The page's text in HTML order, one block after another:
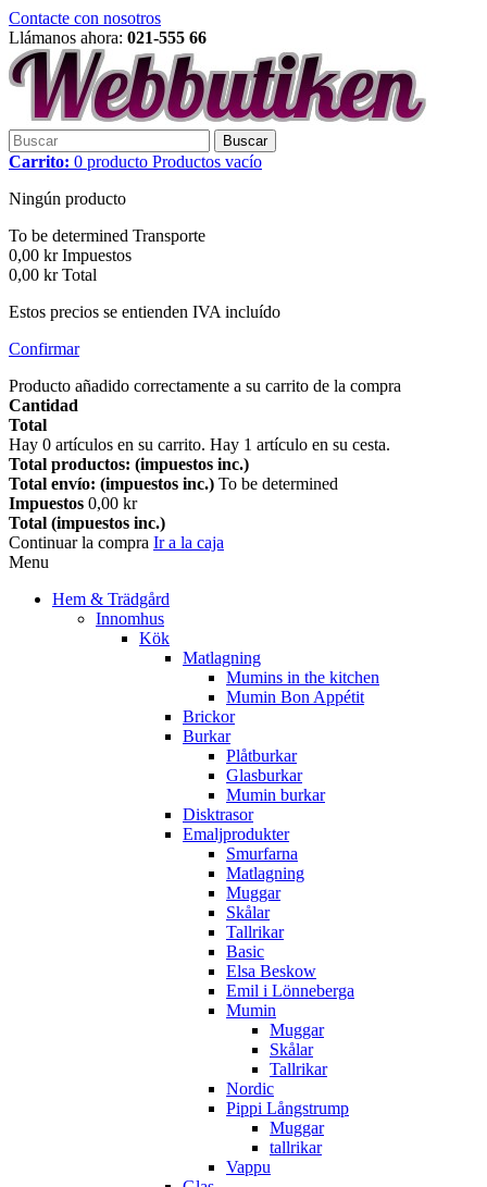
Contacte con nosotros
Llámanos ahora: 021-555 66
Buscar
Carrito: 0 producto Productos vacío
Ningún producto
To be determined Transporte
0,00 kr Impuestos
0,00 kr Total
Estos precios se entienden IVA incluído
Confirmar
Producto añadido correctamente a su carrito de la compra
Cantidad
Total
Hay 0 artículos en su carrito. Hay 1 artículo en su cesta.
Total productos: (impuestos inc.)
Total envío: (impuestos inc.) To be determined
Impuestos 0,00 kr
Total (impuestos inc.)
Continuar la compra Ir a la caja
Menu
Hem & Trädgård
Innomhus
Kök
Matlagning
Mumins in the kitchen
Mumin Bon Appétit
Brickor
Burkar
Plåtburkar
Glasburkar
Mumin burkar
Disktrasor
Emaljprodukter
Smurfarna
Matlagning
Muggar
Skålar
Tallrikar
Basic
Elsa Beskow
Emil i Lönneberga
Mumin
Muggar
Skålar
Tallrikar
Nordic
Pippi Långstrump
Muggar
tallrikar
Vappu